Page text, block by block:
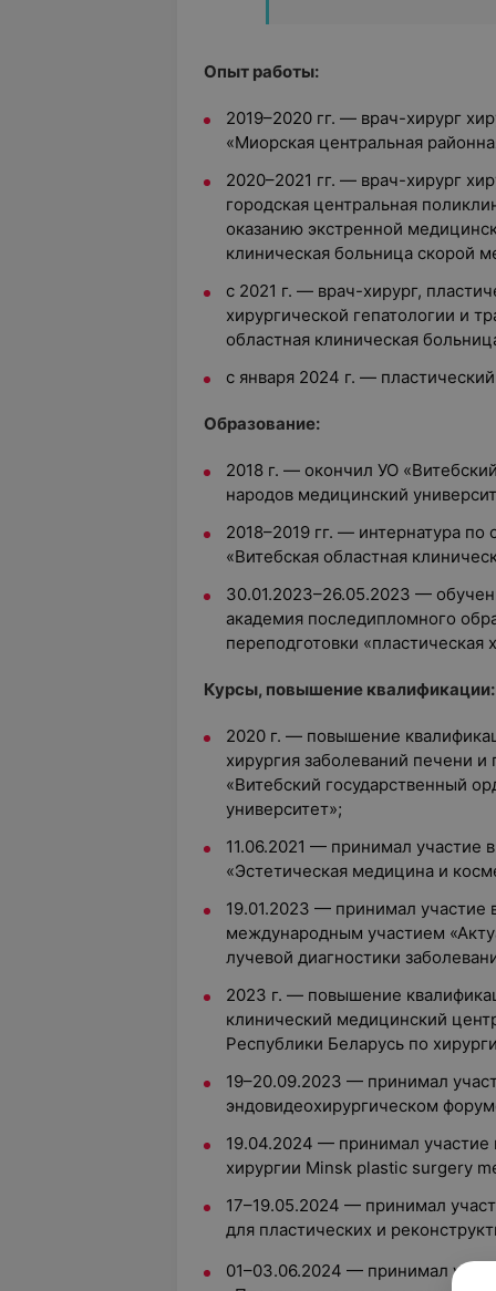
Опыт работы:
2019–2020 гг. — врач-хирург
«Миорская центральная
2020–2021 гг. — врач-хирург
городская центральная
оказанию экстренной
клиническая больница скорой
с 2021 г. — врач-хирург,
хирургической гепатологии и
областная клиническая
с января 2024 г. —
Образование:
2018 г. — окончил УО
народов медицинский
2018–2019 гг. — интернатура по
«Витебская областная
30.01.2023–26.05.2023 —
академия последипломного
переподготовки «пластическая
Курсы, повышение квалификации:
2020 г. — повышение
хирургия заболеваний печени
«Витебский государственный
университет»;
11.06.2021 — принимал участие
«Эстетическая медицина и
19.01.2023 — принимал участие
международным участием
лучевой диагностики
2023 г. — повышение
клинический медицинский
Республики Беларусь по
19–20.09.2023 — принимал
эндовидеохирургическом
19.04.2024 — принимал участие
хирургии Minsk plastic surgery
17–19.05.2024 — принимал
для пластических и
01–03.06.2024 — принимал